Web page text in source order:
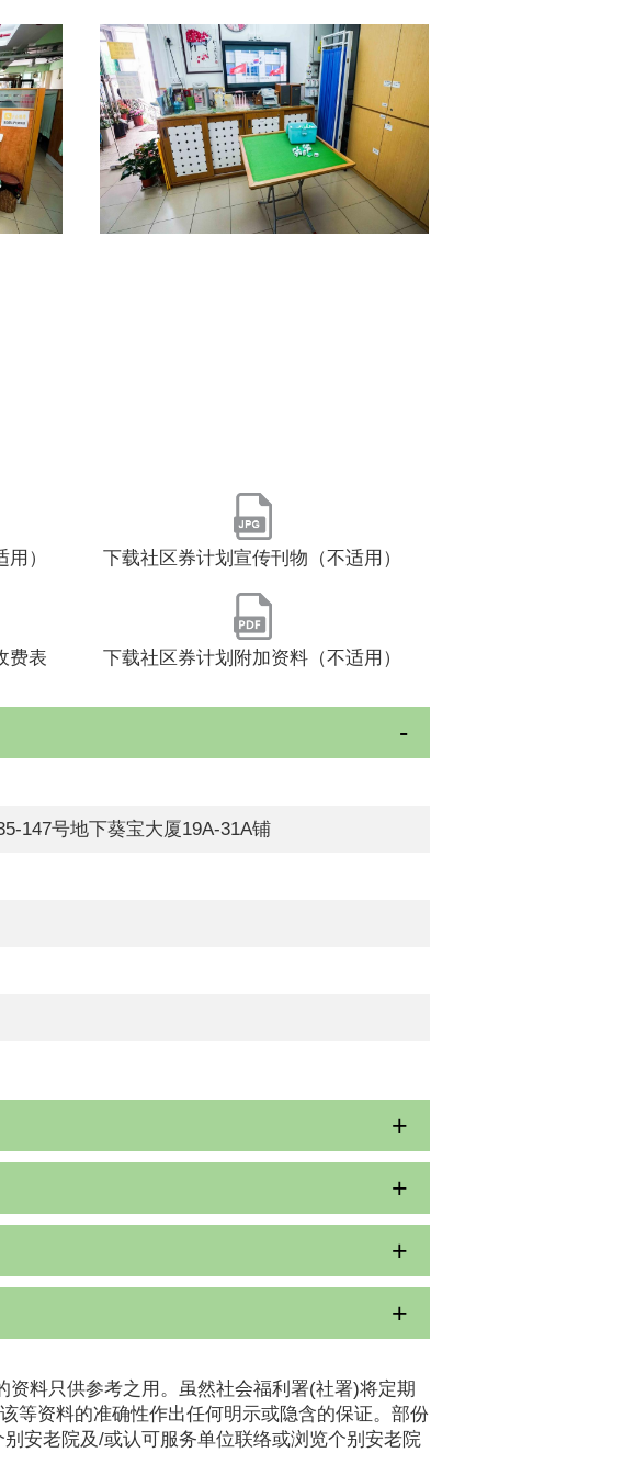
） 下载社区券计划宣传刊物（不适用）
费表
下载社区券计划附加资料（不适用）
147号地下葵宝大厦19A-31A铺
料只供参考之用。虽然社会福利署(社署)将定期
等资料的准确性作出任何明示或隐含的保证。部份
安老院及/或认可服务单位联络或浏览个别安老院